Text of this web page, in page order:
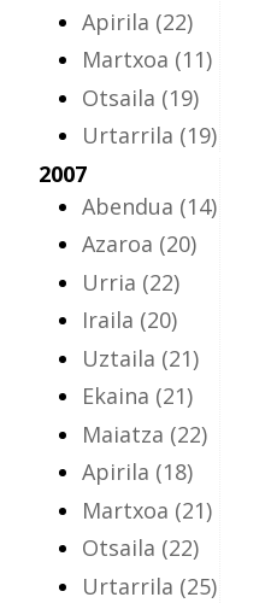
Apirila (22)
Martxoa (11)
Otsaila (19)
Urtarrila (19)
2007
Abendua (14)
Azaroa (20)
Urria (22)
Iraila (20)
Uztaila (21)
Ekaina (21)
Maiatza (22)
Apirila (18)
Martxoa (21)
Otsaila (22)
Urtarrila (25)